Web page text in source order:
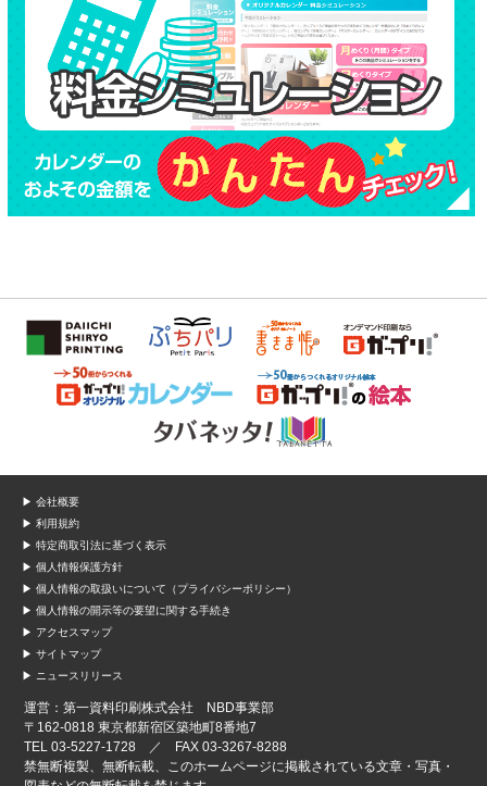
▶ 会社概要
▶ 利用規約
▶ 特定商取引法に基づく表示
▶ 個人情報保護方針
▶ 個人情報の取扱いについて（プライバシーポリシー）
▶ 個人情報の開示等の要望に関する手続き
▶ アクセスマップ
▶ サイトマップ
▶ ニュースリリース
運営：第一資料印刷株式会社 NBD事業部
〒162-0818 東京都新宿区築地町8番地7
TEL 03-5227-1728 ／ FAX 03-3267-8288
禁無断複製、無断転載、このホームページに掲載されている文章・写真・